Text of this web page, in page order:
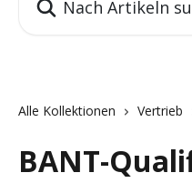
Alle Kollektionen Vertrieb
BANT-